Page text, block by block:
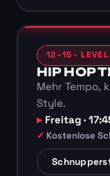
12–15 ·
HIP HOP
Mehr Tempo,
Style.
Freitag ·
Kostenlose